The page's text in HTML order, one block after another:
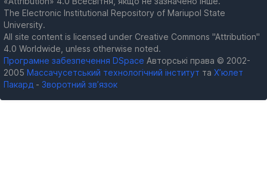
The Electronic Institutional Repository of Mariupol State
University.
All site content is licensed under Creative Commons "Attribution"
4.0 Worldwide, unless otherwise noted.
Програмне забезпечення DSpace Авторські права © 2002-
2005 Массачусетський технологічний інститут та Х’юлет
Пакард - Зворотний зв’язок